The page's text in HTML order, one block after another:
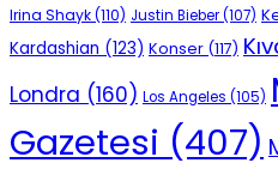
Irina Shayk(110) Justin Bieber(107)
Kardashian (123) Konser (117)
Londra (160) Los Angeles (105)
Gazetesi (407)